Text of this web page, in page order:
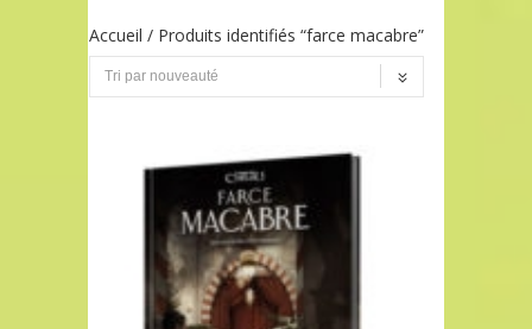
Accueil / Produits identifiés “farce macabre”